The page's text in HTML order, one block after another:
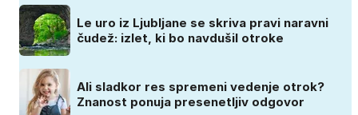
Le uro iz Ljubljane se skriva pravi naravni
čudež: izlet, ki bo navdušil otroke
Ali sladkor res spremeni vedenje otrok?
Znanost ponuja presenetljiv odgovor